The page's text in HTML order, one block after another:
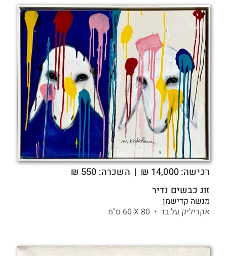
רכישה: ₪ 14,000
| השכרה: 550 ₪
זוג כבשים נדיר
מנשה קדישמן
אקריליק על בד • 80 X